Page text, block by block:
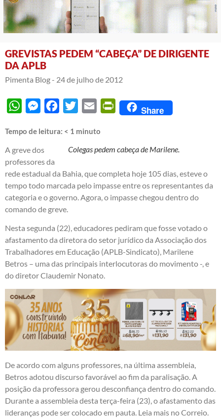
GREVISTAS PEDEM “CABEÇA” DE DIRIGENTE
DA APLB
Pimenta Blog - 24 de julho de 2012
WhatsAppMessengerFacebook
Twitter Email PrintFriendly
Share
Tempo de leitura: < 1 minuto
Colegas pedem cabeça de Marilene.
A greve dos
professores da
rede estadual da Bahia, que completa hoje 105 dias, esteve o
tempo todo marcada pelo impasse entre os representantes da
categoria e o governo. Agora, o impasse chegou dentro do
comando de greve.
Nesta segunda (22), educadores pediram que fosse votado o
afastamento da diretora do setor jurídico da Associação dos
Trabalhadores em Educação (APLB-Sindicato), Marilene
Betros – uma das principais interlocutoras do movimento -, e
do diretor Claudemir Nonato.
De acordo com alguns professores, na última assembleia,
Betros adotou discurso favorável ao fim da paralisação. A
posição da professora gerou desconfiança dentro do comando.
Durante a assembleia desta terça-feira (23), o afastamento das
lideranças pode ser colocado em pauta. Leia mais noCorreio